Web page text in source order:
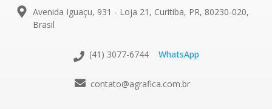
Avenida Iguaçu, 931 - Loja 21, Curitiba, PR, 80230-020,
Brasil
(41) 3077-6744 WhatsApp
contato@agrafica.com.br